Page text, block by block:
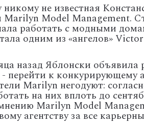
никому не известная
Marilyn Model Management.
работать с модными
одним из «ангелов»
назад Яблонски объявила
- перейти к конкурирующему
Marilyn негодуют:
на них вплоть до
Marilyn Model
агентству за все